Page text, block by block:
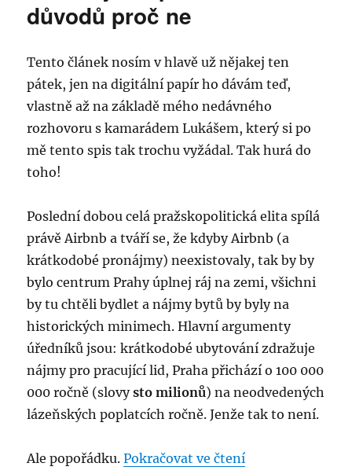
důvodů proč ne
Tento článek nosím v hlavě už nějakej ten
pátek, jen na digitální papír ho dávám teď,
vlastně až na základě mého nedávného
rozhovoru s kamarádem Lukášem, který si po
mě tento spis tak trochu vyžádal. Tak hurá do
toho!
Poslední dobou celá pražskopolitická elita spílá
právě Airbnb a tváří se, že kdyby Airbnb (a
krátkodobé pronájmy) neexistovaly, tak by by
bylo centrum Prahy úplnej ráj na zemi, všichni
by tu chtěli bydlet a nájmy bytů by byly na
historických minimech. Hlavní argumenty
úředníků jsou: krátkodobé ubytování zdražuje
nájmy pro pracující lid, Praha přichází o 100 000
000 ročně (slovysto milionů) na neodvedených
lázeňských poplatcích ročně. Jenže tak to není.
Ale popořádku.Pokračovat ve čtení„V centru Prahy